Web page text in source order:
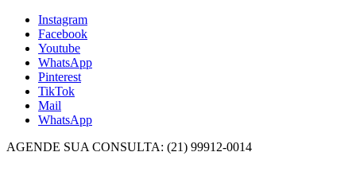
Instagram
Facebook
Youtube
WhatsApp
Pinterest
TikTok
Mail
WhatsApp
AGENDE SUA CONSULTA: (21) 99912-0014